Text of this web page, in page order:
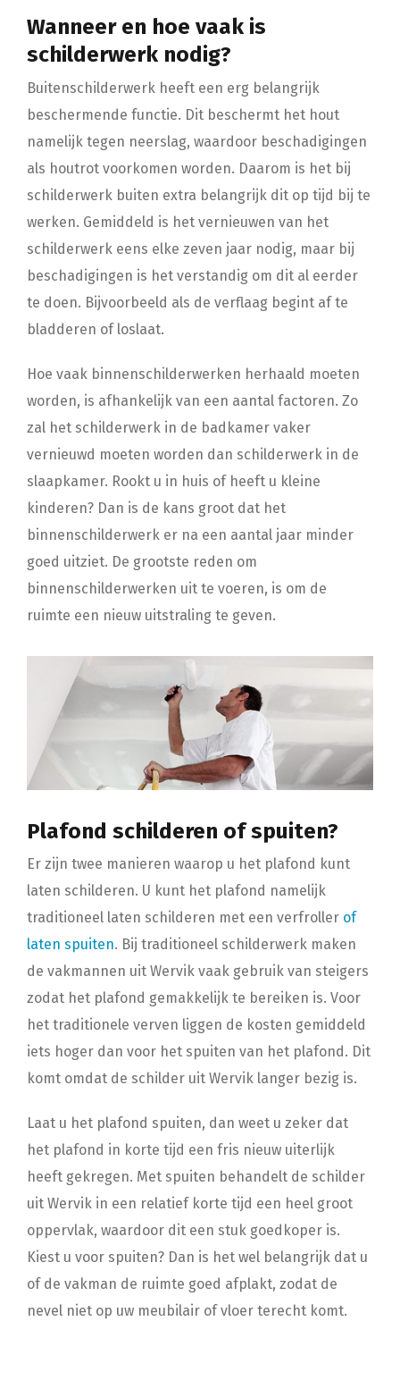
Wanneer en hoe vaak is
schilderwerk nodig?
Buitenschilderwerk heeft een erg belangrijk
beschermende functie. Dit beschermt het hout
namelijk tegen neerslag, waardoor beschadigingen
als houtrot voorkomen worden. Daarom is het bij
schilderwerk buiten extra belangrijk dit op tijd bij te
werken. Gemiddeld is het vernieuwen van het
schilderwerk eens elke zeven jaar nodig, maar bij
beschadigingen is het verstandig om dit al eerder
te doen. Bijvoorbeeld als de verflaag begint af te
bladderen of loslaat.
Hoe vaak binnenschilderwerken herhaald moeten
worden, is afhankelijk van een aantal factoren. Zo
zal het schilderwerk in de badkamer vaker
vernieuwd moeten worden dan schilderwerk in de
slaapkamer. Rookt u in huis of heeft u kleine
kinderen? Dan is de kans groot dat het
binnenschilderwerk er na een aantal jaar minder
goed uitziet. De grootste reden om
binnenschilderwerken uit te voeren, is om de
ruimte een nieuw uitstraling te geven.
Plafond schilderen of spuiten?
Er zijn twee manieren waarop u het plafond kunt
laten schilderen. U kunt het plafond namelijk
traditioneel laten schilderen met een verfroller of
laten spuiten. Bij traditioneel schilderwerk maken
de vakmannen uit Wervik vaak gebruik van steigers
zodat het plafond gemakkelijk te bereiken is. Voor
het traditionele verven liggen de kosten gemiddeld
iets hoger dan voor het spuiten van het plafond. Dit
komt omdat de schilder uit Wervik langer bezig is.
Laat u het plafond spuiten, dan weet u zeker dat
het plafond in korte tijd een fris nieuw uiterlijk
heeft gekregen. Met spuiten behandelt de schilder
uit Wervik in een relatief korte tijd een heel groot
oppervlak, waardoor dit een stuk goedkoper is.
Kiest u voor spuiten? Dan is het wel belangrijk dat u
of de vakman de ruimte goed afplakt, zodat de
nevel niet op uw meubilair of vloer terecht komt.